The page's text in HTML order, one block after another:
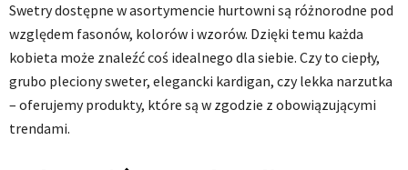
Swetry dostępne w asortymencie hurtowni są różnorodne pod
względem fasonów, kolorów i wzorów. Dzięki temu każda
kobieta może znaleźć coś idealnego dla siebie. Czy to ciepły,
grubo pleciony sweter, elegancki kardigan, czy lekka narzutka
– oferujemy produkty, które są w zgodzie z obowiązującymi
trendami.